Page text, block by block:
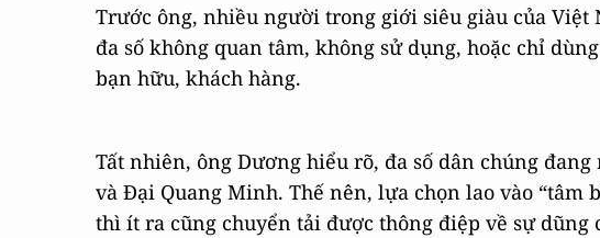
Trước ông, nhiều người trong giới siêu giàu của Việt
đa số không quan tâm, không sử dụng, hoặc chỉ
bạn hữu, khách hàng.
Tất nhiên, ông Dương hiểu rõ, đa số dân chúng
và Đại Quang Minh. Thế nên, lựa chọn lao vào “tâm
thì ít ra cũng chuyển tải được thông điệp về sự dũng